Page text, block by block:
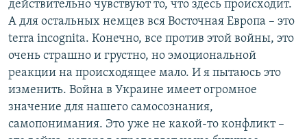
действительно чувствуют то, что здесь происходит.
А для остальных немцев вся Восточная Европа – это
terra incognita. Конечно, все против этой войны, это
очень страшно и грустно, но эмоциональной
реакции на происходящее мало. И я пытаюсь это
изменить. Война в Украине имеет огромное
значение для нашего самосознания,
самопонимания. Это уже не какой-то конфликт –